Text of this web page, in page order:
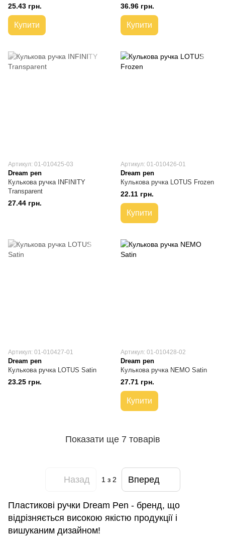
25.43 грн.
Купити
36.96 грн.
Купити
Артикул: 01-010425-03
Dream pen
Кулькова ручка INFINITY
Transparent
27.44 грн.
Артикул: 01-010426-01
Dream pen
Кулькова ручка LOTUS Frozen
22.11 грн.
Купити
Артикул: 01-010427-01
Dream pen
Кулькова ручка LOTUS Satin
23.25 грн.
Артикул: 01-010428-02
Dream pen
Кулькова ручка NEMO Satin
27.71 грн.
Купити
Показати ще 7 товарів
Назад 1 з 2 Вперед
Пластикові ручки Dream Pen - бренд, що
відрізняється високою якістю продукції і
вишуканим дизайном!